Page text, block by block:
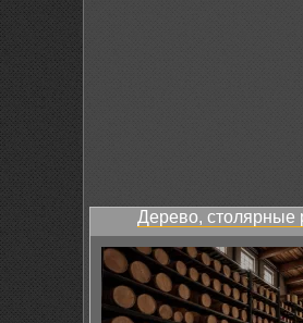
Дерево, столярные